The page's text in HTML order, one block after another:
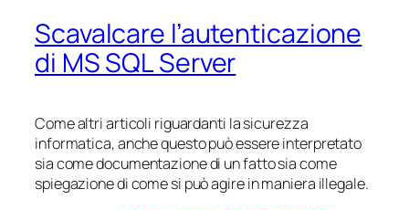
Scavalcare l’autenticazione
di MS SQL Server
Come altri articoli riguardanti la sicurezza
informatica, anche questo può essere interpretato
sia come documentazione di un fatto sia come
spiegazione di come si può agire in maniera illegale.